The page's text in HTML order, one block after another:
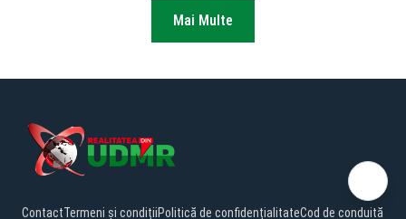
Mai Multe
ContactTermeni și condițiiPolitică de confidențialitateCod de conduită